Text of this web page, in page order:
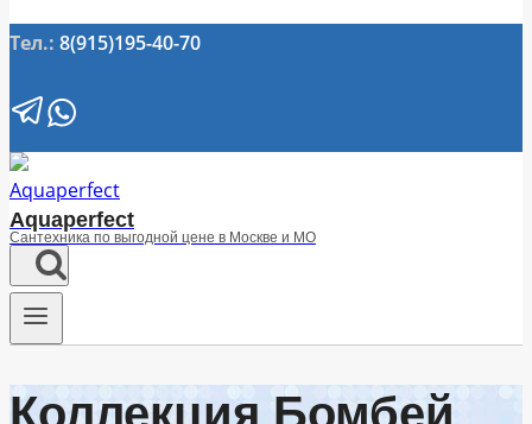
Тел.: 8(915)195-40-70
Aquaperfect
Сантехника по выгодной цене в Москве и МО